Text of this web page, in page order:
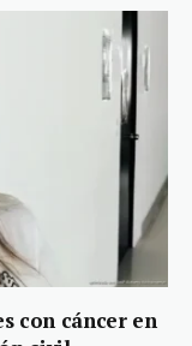
con cáncer en